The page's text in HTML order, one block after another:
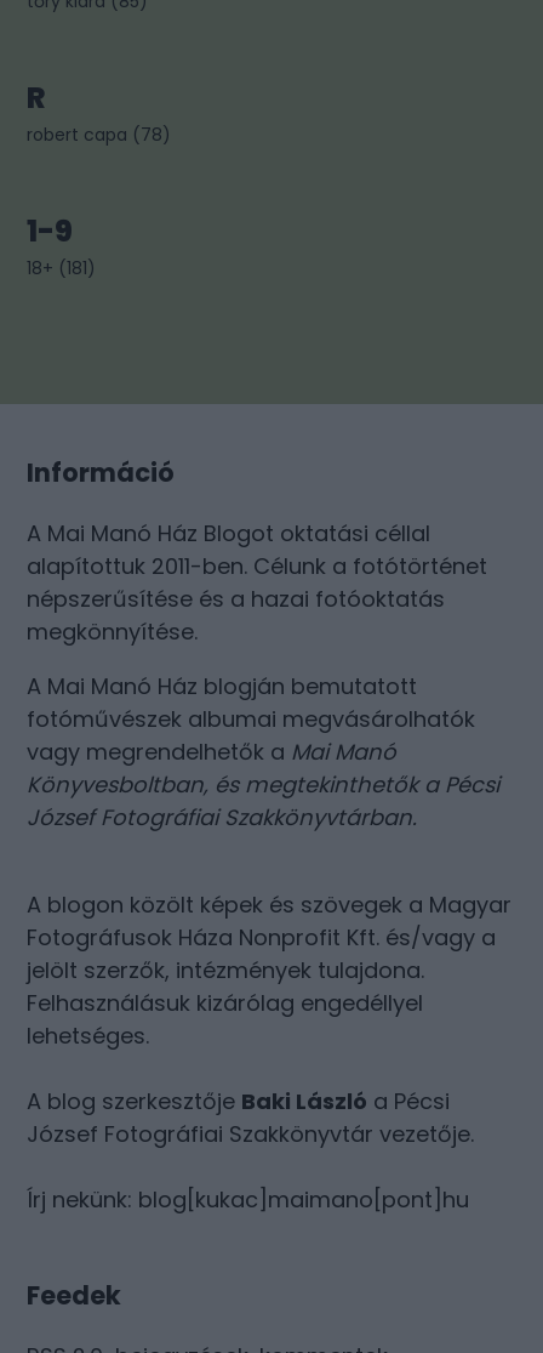
R
robert capa (78)
1-9
18+ (181)
Információ
A Mai Manó Ház Blogot oktatási céllal
alapítottuk 2011-ben. Célunk a fotótörténet
népszerűsítése és a hazai fotóoktatás
megkönnyítése.
A Mai Manó Ház blogján bemutatott
fotóművészek albumai megvásárolhatók
vagy megrendelhetők a Mai Manó
Könyvesboltban, és megtekinthetők a Pécsi
József Fotográfiai Szakkönyvtárban.
A blogon közölt képek és szövegek a Magyar
Fotográfusok Háza Nonprofit Kft. és/vagy a
jelölt szerzők, intézmények tulajdona.
Felhasználásuk kizárólag engedéllyel
lehetséges.
A blog szerkesztője Baki László a Pécsi
József Fotográfiai Szakkönyvtár vezetője.
Írj nekünk: blog[kukac]maimano[pont]hu
Feedek